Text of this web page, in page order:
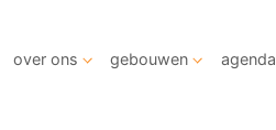
over ons gebouwen agenda